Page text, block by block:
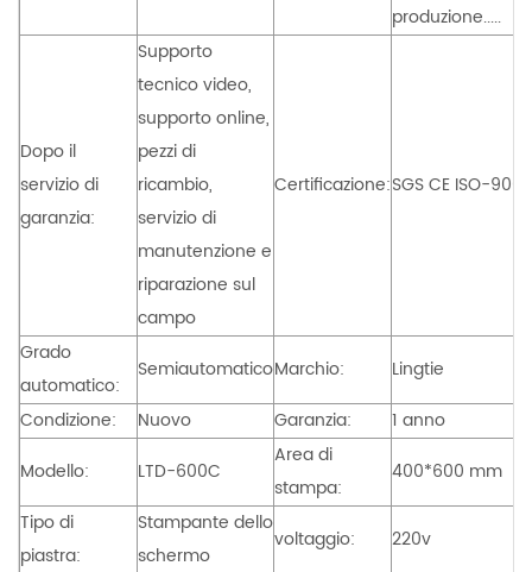
produzione.....
Dopo il
servizio di
garanzia:
Supporto
tecnico video,
supporto online,
pezzi di
ricambio,
servizio di
manutenzione e
riparazione sul
campo
Certificazione:SGS CE ISO-9001
Grado
automatico:
SemiautomaticoMarchio:
Lingtie
Condizione:
Nuovo Garanzia:
1 anno
Modello:
LTD-600C
Area di
stampa:
400*600 mm
Tipo di
piastra:
Stampante dello
schermo
voltaggio:
220v